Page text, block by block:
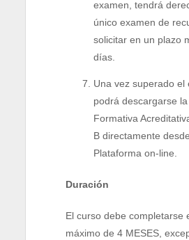
examen, tendrá
único examen de
solicitar en un plazo
días.
Una vez superado el
podrá descargarse
Formativa
B directamente
Plataforma on-line.
Duración
El curso debe completarse
máximo de 4 MESES,